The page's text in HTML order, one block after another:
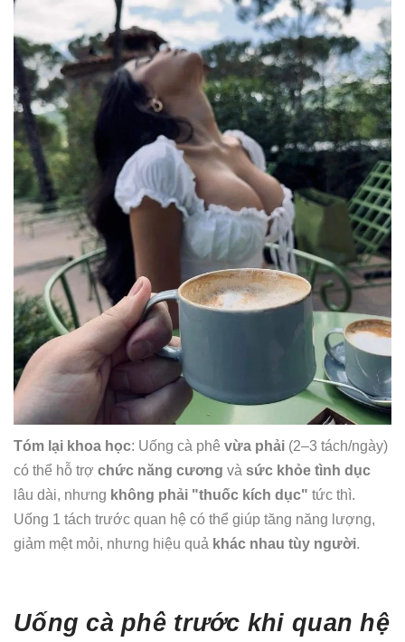
Tóm lại khoa học: Uống cà phê vừa phải (2–3 tách/ngày)
có thể hỗ trợ chức năng cương và sức khỏe tình dục
lâu dài, nhưng không phải "thuốc kích dục" tức thì.
Uống 1 tách trước quan hệ có thể giúp tăng năng lượng,
giảm mệt mỏi, nhưng hiệu quả khác nhau tùy người.
Uống cà phê trước khi quan hệ